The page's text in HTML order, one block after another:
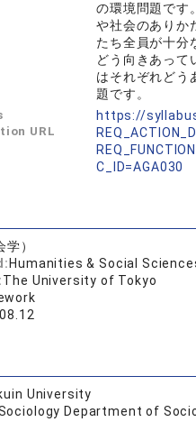
の環境問題です
や社会のありか
たち全員が十分
どう向きあって
はそれぞれどう
題です。
URL
https://
C_ID=AGA030
）
Humanities & Social
The University of Tokyo
University
Department of